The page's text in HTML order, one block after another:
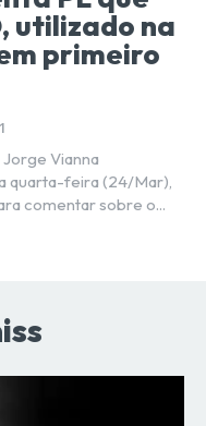
utilizado na
primeiro
quarta-feira (24/Mar),
comentar sobre o...